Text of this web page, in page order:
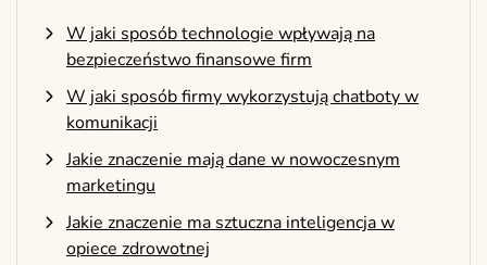
W jaki sposób technologie wpływają na
bezpieczeństwo finansowe firm
W jaki sposób firmy wykorzystują chatboty w
komunikacji
Jakie znaczenie mają dane w nowoczesnym
marketingu
Jakie znaczenie ma sztuczna inteligencja w
opiece zdrowotnej